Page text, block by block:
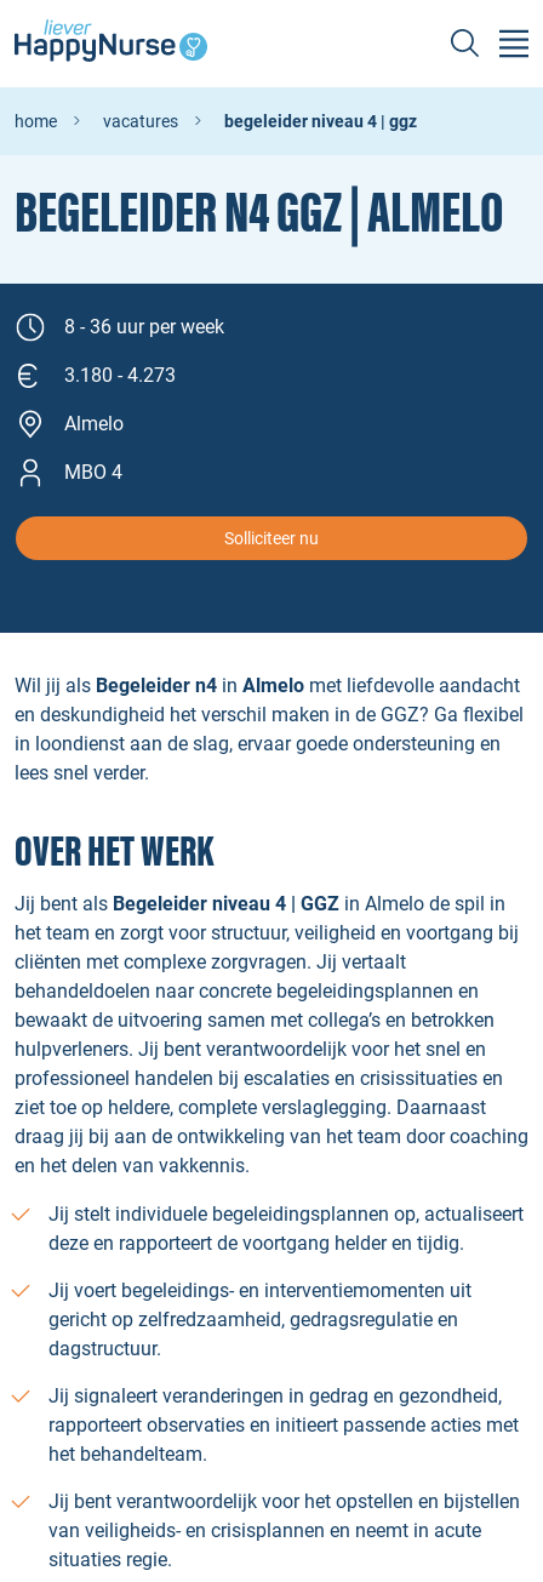
home vacatures begeleider niveau 4 | ggz
BEGELEIDER N4 GGZ | ALMELO
8 - 36 uur per week
3.180 - 4.273
Almelo
MBO 4
Solliciteer nu
Wil jij als Begeleider n4 in Almelo met liefdevolle aandacht
en deskundigheid het verschil maken in de GGZ? Ga flexibel
in loondienst aan de slag, ervaar goede ondersteuning en
lees snel verder.
OVER HET WERK
Jij bent als Begeleider niveau 4 | GGZ in Almelo de spil in
het team en zorgt voor structuur, veiligheid en voortgang bij
cliënten met complexe zorgvragen. Jij vertaalt
behandeldoelen naar concrete begeleidingsplannen en
bewaakt de uitvoering samen met collega’s en betrokken
hulpverleners. Jij bent verantwoordelijk voor het snel en
professioneel handelen bij escalaties en crisissituaties en
ziet toe op heldere, complete verslaglegging. Daarnaast
draag jij bij aan de ontwikkeling van het team door coaching
en het delen van vakkennis.
Jij stelt individuele begeleidingsplannen op, actualiseert
deze en rapporteert de voortgang helder en tijdig.
Jij voert begeleidings- en interventiemomenten uit
gericht op zelfredzaamheid, gedragsregulatie en
dagstructuur.
Jij signaleert veranderingen in gedrag en gezondheid,
rapporteert observaties en initieert passende acties met
het behandelteam.
Jij bent verantwoordelijk voor het opstellen en bijstellen
van veiligheids- en crisisplannen en neemt in acute
situaties regie.